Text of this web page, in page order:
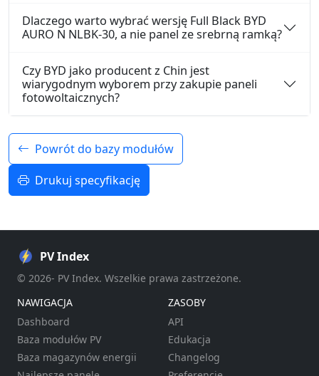
Dlaczego warto wybrać wersję Full Black BYD
AURO N NLBK-30, a nie panel ze srebrną ramką?
Czy BYD jako producent z Chin jest
wiarygodnym wyborem przy zakupie paneli
fotowoltaicznych?
Powrót do bazy modułów
Drukuj specyfikację
PV Index
© 2026- PV Index. Wszelkie prawa zastrzeżone.
NAWIGACJA
Dashboard
Baza modułów PV
Baza magazynów energii
ZASOBY
API
Edukacja
Changelog